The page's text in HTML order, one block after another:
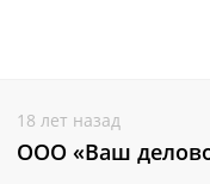
18 лет назад
ООО «Ваш